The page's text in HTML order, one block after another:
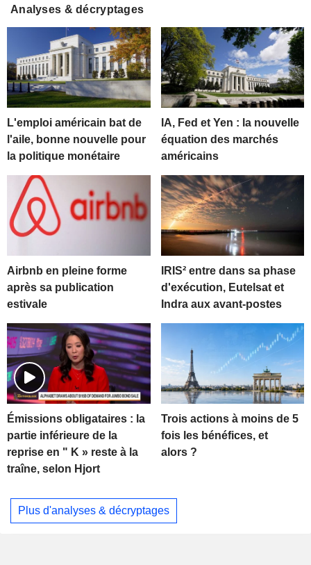
Analyses & décryptages
L'emploi américain bat de
l'aile, bonne nouvelle pour
la politique monétaire
IA, Fed et Yen : la nouvelle
équation des marchés
américains
Airbnb en pleine forme
après sa publication
estivale
IRIS² entre dans sa phase
d'exécution, Eutelsat et
Indra aux avant-postes
Émissions obligataires : la
partie inférieure de la
reprise en " K » reste à la
traîne, selon Hjort
Trois actions à moins de 5
fois les bénéfices, et
alors ?
Plus d'analyses & décryptages